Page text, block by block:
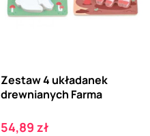
Zestaw 4 układanek
drewnianych Farma
Cena
54,89 zł